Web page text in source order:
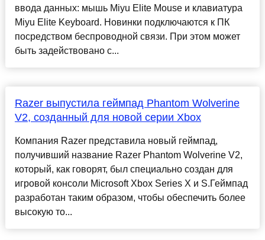
ввода данных: мышь Miyu Elite Mouse и клавиатура
Miyu Elite Keyboard. Новинки подключаются к ПК
посредством беспроводной связи. При этом может
быть задействовано с...
Razer выпустила геймпад Phantom Wolverine
V2, созданный для новой серии Xbox
Компания Razer представила новый геймпад,
получивший название Razer Phantom Wolverine V2,
который, как говорят, был специально создан для
игровой консоли Microsoft Xbox Series X и S.Геймпад
разработан таким образом, чтобы обеспечить более
высокую то...